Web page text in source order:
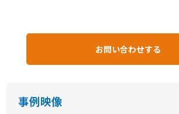
お問い合わせする
事例映像